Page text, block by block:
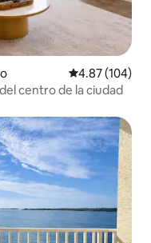
Calificación
4.87 (104)
centro de la ciudad